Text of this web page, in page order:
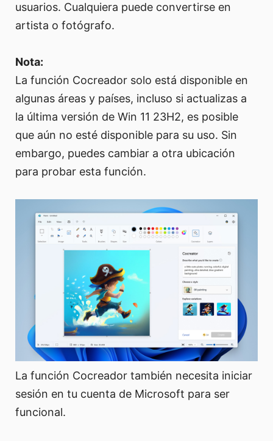
usuarios. Cualquiera puede convertirse en
artista o fotógrafo.
Nota:
La función Cocreador solo está disponible en
algunas áreas y países, incluso si actualizas a
la última versión de Win 11 23H2, es posible
que aún no esté disponible para su uso. Sin
embargo, puedes cambiar a otra ubicación
para probar esta función.
La función Cocreador también necesita iniciar
sesión en tu cuenta de Microsoft para ser
funcional.